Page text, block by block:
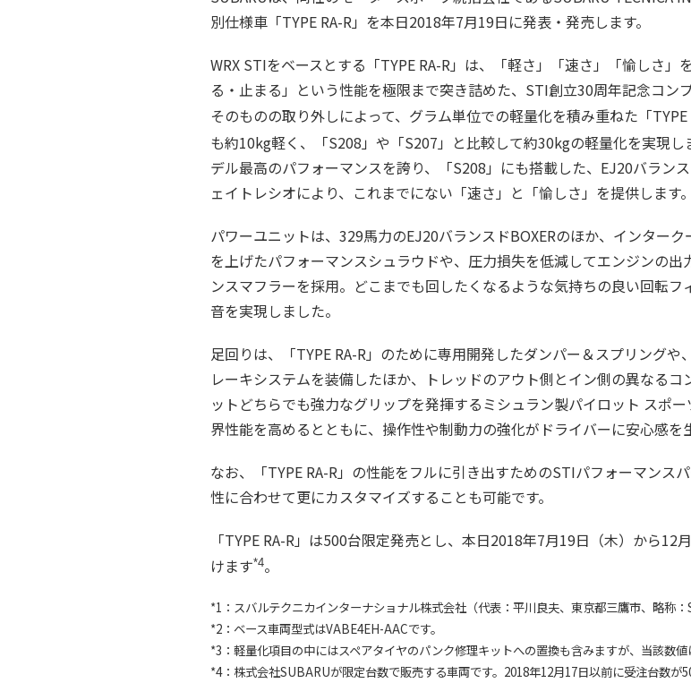
別仕様車「TYPE RA-R」を本日2018年7月19日に発表・発売します。
WRX STIをベースとする「TYPE RA-R」は、「軽さ」「速さ」「愉しさ
る・止まる」という性能を極限まで突き詰めた、STI創立30周年記念コン
そのものの取り外しによって、グラム単位での軽量化を積み重ねた「
も約10kg軽く、「S208」や「S207」と比較して約30kgの軽量化を実現し
デル最高のパフォーマンスを誇り、「S208」にも搭載した、EJ20バラン
ェイトレシオにより、これまでにない「速さ」と「愉しさ」を提供します。
パワーユニットは、329馬力のEJ20バランスドBOXERのほか、インター
を上げたパフォーマンスシュラウドや、圧力損失を低減してエンジンの
ンスマフラーを採用。どこまでも回したくなるような気持ちの良い回転
音を実現しました。
足回りは、「TYPE RA-R」のために専用開発したダンパー＆スプリング
レーキシステムを装備したほか、トレッドのアウト側とイン側の異なる
ットどちらでも強力なグリップを発揮するミシュラン製パイロット スポ
界性能を高めるとともに、操作性や制動力の強化がドライバーに安心感を
なお、「TYPE RA-R」の性能をフルに引き出すためのSTIパフォーマンス
性に合わせて更にカスタマイズすることも可能です。
「TYPE RA-R」は500台限定発売とし、本日2018年7月19日（木）から
けます*4。
*1：スバルテクニカインターナショナル株式会社（代表：平川良夫、東京都三鷹市、略称：
*2：ベース車両型式はVABE4EH-AACです。
*3：軽量化項目の中にはスペアタイヤのパンク修理キットへの置換も含みますが、当該数
*4：株式会社SUBARUが限定台数で販売する車両です。2018年12月17日以前に受注台数が